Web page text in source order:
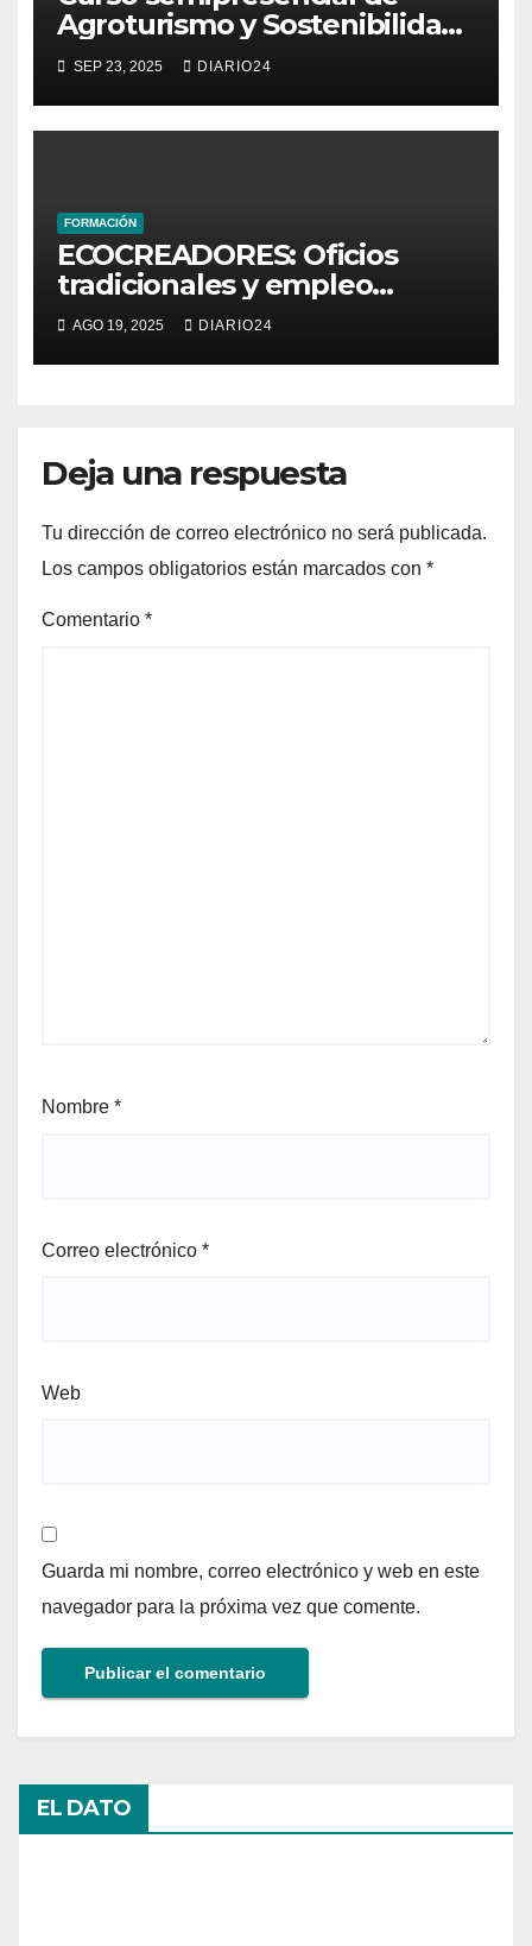
Agroturismo y Sostenibilidad
en Cortegana (25 horas)
SEP 23, 2025 DIARIO24
FORMACIÓN
ECOCREADORES: Oficios
tradicionales y empleo
sostenible
AGO 19, 2025 DIARIO24
Deja una respuesta
Tu dirección de correo electrónico no será publicada.
Los campos obligatorios están marcados con *
Comentario *
Nombre *
Correo electrónico *
Web
Guarda mi nombre, correo electrónico y web en este
navegador para la próxima vez que comente.
EL DATO